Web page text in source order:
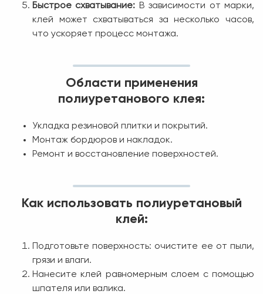
Быстрое схватывание: В зависимости от марки,
клей может схватываться за несколько часов,
что ускоряет процесс монтажа.
Области применения
полиуретанового клея:
Укладка резиновой плитки и покрытий.
Монтаж бордюров и накладок.
Ремонт и восстановление поверхностей.
Как использовать полиуретановый
клей:
Подготовьте поверхность: очистите ее от пыли,
грязи и влаги.
Нанесите клей равномерным слоем с помощью
шпателя или валика.